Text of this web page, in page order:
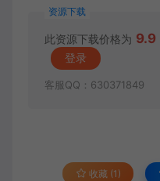
资源下载
此资源下载价格为 9.9
登录
客服QQ：630371849
收藏 (1)